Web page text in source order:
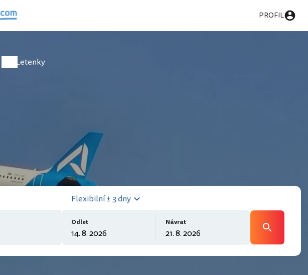
PROFIL
Letenky
Flexibilní ± 3 dny
Odlet Návrat